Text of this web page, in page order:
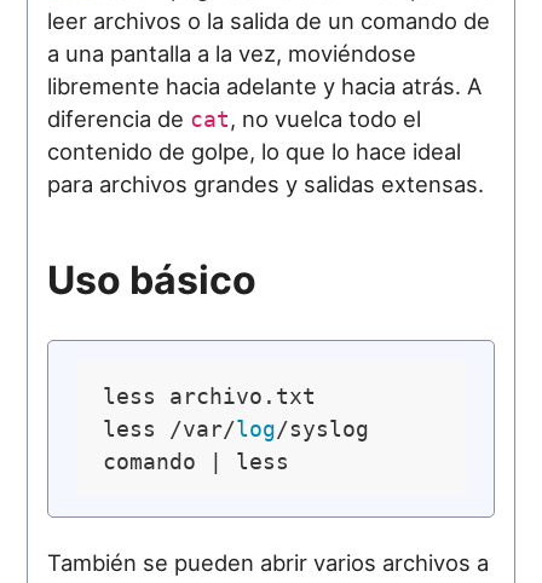
leer archivos o la salida de un comando de
a una pantalla a la vez, moviéndose
libremente hacia adelante y hacia atrás. A
diferencia de cat, no vuelca todo el
contenido de golpe, lo que lo hace ideal
para archivos grandes y salidas extensas.
Uso básico
less archivo.txt
less /var/log/syslog
También se pueden abrir varios archivos a